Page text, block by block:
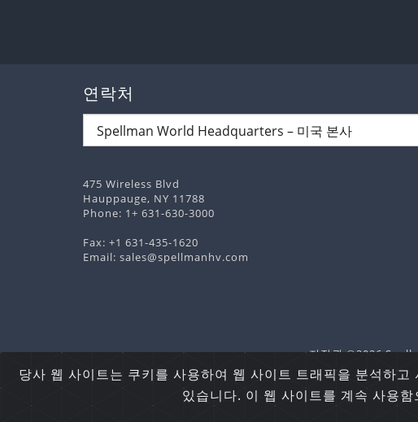
연락처
475 Wireless Blvd
Hauppauge, NY 11788
Phone: 1+ 631-630-3000
Fax: +1 631-435-1620
Email: sales@spellmanhv.com
저작권 ©2026
당사 웹 사이트는 쿠키를 사용하여 웹 사이트 트래픽을 분석하
있습니다. 이 웹 사이트를 계속 사용